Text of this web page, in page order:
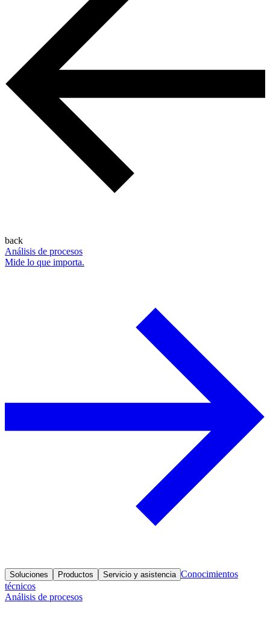
back
Análisis de procesos
Mide lo que importa.
Soluciones Productos Servicio y asistencia Conocimientos
técnicos
Análisis de procesos